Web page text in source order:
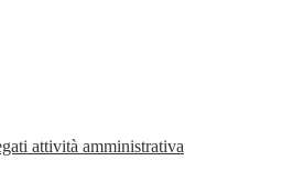
attività amministrativa